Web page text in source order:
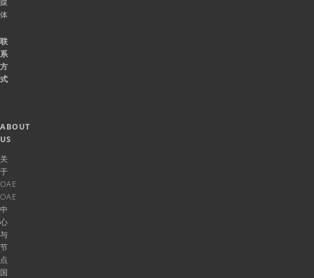
体
联
系
方
式
ABOUT
US
关
于
OAE
OAE
中
心
与
节
点
国